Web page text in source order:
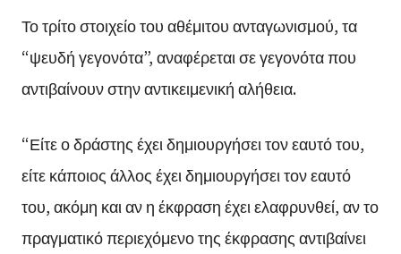
Το τρίτο στοιχείο του αθέμιτου ανταγωνισμού, τα
“ψευδή γεγονότα”, αναφέρεται σε γεγονότα που
αντιβαίνουν στην αντικειμενική αλήθεια.
“Είτε ο δράστης έχει δημιουργήσει τον εαυτό του,
είτε κάποιος άλλος έχει δημιουργήσει τον εαυτό
του, ακόμη και αν η έκφραση έχει ελαφρυνθεί, αν το
πραγματικό περιεχόμενο της έκφρασης αντιβαίνει